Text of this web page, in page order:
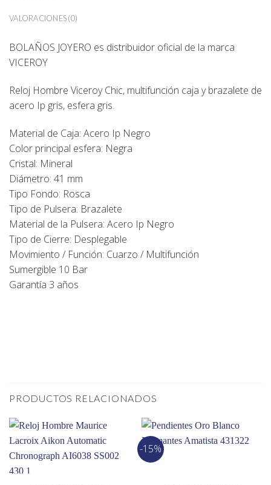
VALORACIONES (0)
BOLAÑOS JOYERO es distribuidor oficial de la marca
VICEROY
Reloj Hombre Viceroy Chic, multifunción caja y brazalete de
acero Ip gris, esfera gris.
Material de Caja: Acero Ip Negro
Color principal esfera: Negra
Cristal: Mineral
Diámetro: 41 mm
Tipo Fondo: Rosca
Tipo de Pulsera: Brazalete
Material de la Pulsera: Acero Ip Negro
Tipo de Cierre: Desplegable
Movimiento / Función: Cuarzo / Multifunción
Sumergible 10 Bar
Garantía 3 años
PRODUCTOS RELACIONADOS
-15%